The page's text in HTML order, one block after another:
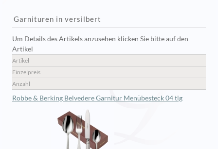
Garnituren in versilbert
Um Details des Artikels anzusehen klicken Sie bitte auf den
Artikel
Artikel
Einzelpreis
Anzahl
Robbe & Berking Belvedere Garnitur Menübesteck 04 tlg